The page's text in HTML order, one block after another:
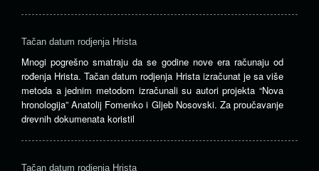
Tačan datum rodjenja Hrista
Mnogi pogrešno smatraju da se godine nove era računaju od
rođenja Hrista. Tačan datum rodjenja Hrista izračunat je sa više
metoda a jednim metodom izračunali su autori projekta “Nova
hronologija” Anatolij Fomenko i Gljeb Nosovski. Za proučavanje
drevnih dokumenata koristil
Tačan datum rodjenja Hrista